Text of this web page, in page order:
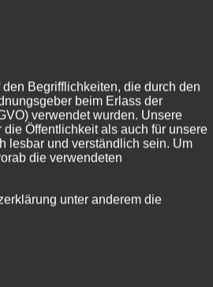
Begrifflichkeiten, die durch den
beim Erlass der
verwendet wurden. Unsere
Öffentlichkeit als auch für unsere
lesbar und verständlich sein. Um
die verwendeten
unter anderem die